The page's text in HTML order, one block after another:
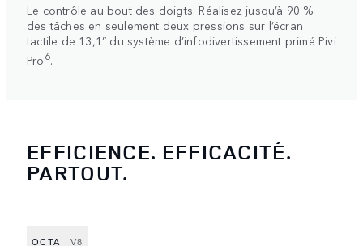
Le contrôle au bout des doigts. Réalisez jusqu’à 90 %
des tâches en seulement deux pressions sur l’écran
tactile de 13,1” du système d’infodivertissement primé Pivi
Pro6.
EFFICIENCE. EFFICACITÉ.
PARTOUT.
OCTA V8